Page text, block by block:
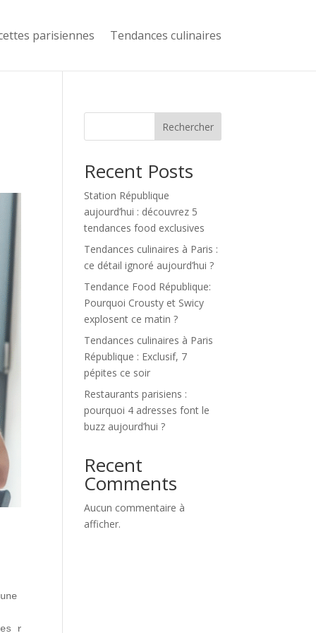
parisiennes Tendances culinaires
**sauce au choix** (sucrée, relevée ou
en une semaine.
Rechercher
Recent Posts
Station République
aujourd’hui : découvrez 5
tendances food exclusives
Tendances culinaires à Paris :
ce détail ignoré aujourd’hui ?
Tendance Food République:
Pourquoi Crousty et Swicy
explosent ce matin ?
Tendances culinaires à Paris
République : Exclusif, 7
pépites ce soir
Restaurants parisiens :
pourquoi 4 adresses font le
buzz aujourd’hui ?
Recent
Comments
Aucun commentaire à
afficher.